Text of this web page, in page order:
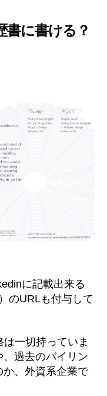
書に書ける？
に記載出来る
のURLも付与して
一切持っていま
過去のバイリン
か、外資系企業で